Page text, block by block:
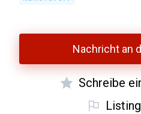
Nachricht an
Schreibe